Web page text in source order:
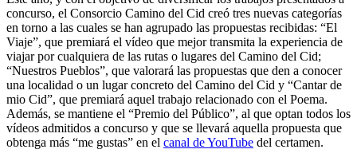
concurso, el Consorcio Camino del Cid creó tres nuevas categorías
en torno a las cuales se han agrupado las propuestas recibidas: “El
Viaje”, que premiará el vídeo que mejor transmita la experiencia de
viajar por cualquiera de las rutas o lugares del Camino del Cid;
“Nuestros Pueblos”, que valorará las propuestas que den a conocer
una localidad o un lugar concreto del Camino del Cid y “Cantar de
mio Cid”, que premiará aquel trabajo relacionado con el Poema.
Además, se mantiene el “Premio del Público”, al que optan todos los
vídeos admitidos a concurso y que se llevará aquella propuesta que
obtenga más “me gustas” en el canal de YouTube del certamen.